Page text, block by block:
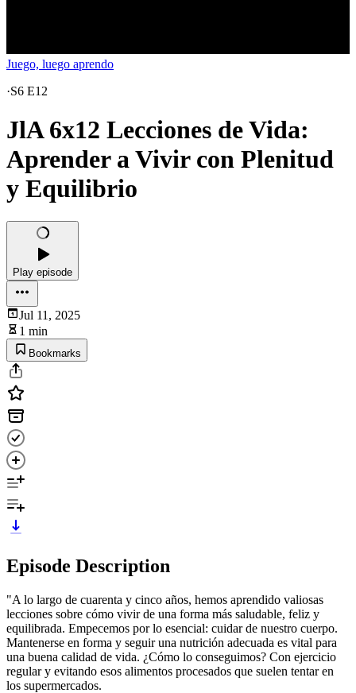
Juego, luego aprendo
·S6 E12
JlA 6x12 Lecciones de Vida:
Aprender a Vivir con Plenitud
y Equilibrio
Play episode
Jul 11, 2025
1 min
Bookmarks
Episode Description
"A lo largo de cuarenta y cinco años, hemos aprendido valiosas
lecciones sobre cómo vivir de una forma más saludable, feliz y
equilibrada. Empecemos por lo esencial: cuidar de nuestro cuerpo.
Mantenerse en forma y seguir una nutrición adecuada es vital para
una buena calidad de vida. ¿Cómo lo conseguimos? Con ejercicio
regular y evitando esos alimentos procesados que suelen tentar en
los supermercados.